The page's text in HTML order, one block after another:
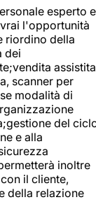
esperto e
l'opportunità
riordino della
dei
assistita
scanner per
modalità di
del
e alla
inoltre
il cliente,
della relazione